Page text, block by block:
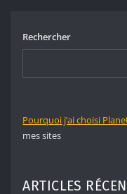
Rechercher
Pourquoi j’ai choisi
mes sites
ARTICLES